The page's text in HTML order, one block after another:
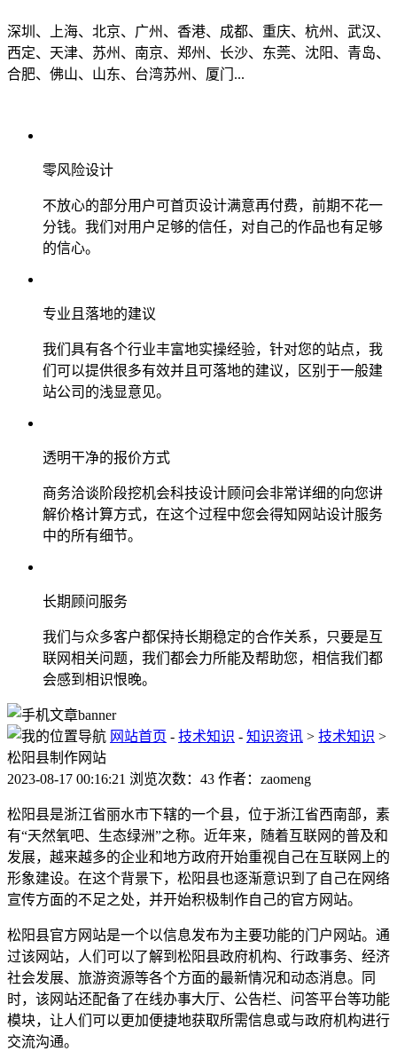
深圳、上海、北京、广州、香港、成都、重庆、杭州、武汉、
西定、天津、苏州、南京、郑州、长沙、东莞、沈阳、青岛、
合肥、佛山、山东、台湾苏州、厦门...
零风险设计
不放心的部分用户可首页设计满意再付费，前期不花一
分钱。我们对用户足够的信任，对自己的作品也有足够
的信心。
专业且落地的建议
我们具有各个行业丰富地实操经验，针对您的站点，我
们可以提供很多有效并且可落地的建议，区别于一般建
站公司的浅显意见。
透明干净的报价方式
商务洽谈阶段挖机会科技设计顾问会非常详细的向您讲
解价格计算方式，在这个过程中您会得知网站设计服务
中的所有细节。
长期顾问服务
我们与众多客户都保持长期稳定的合作关系，只要是互
联网相关问题，我们都会力所能及帮助您，相信我们都
会感到相识恨晚。
网站首页 - 技术知识 - 知识资讯 > 技术知识 >
松阳县制作网站
2023-08-17 00:16:21 浏览次数：43 作者：zaomeng
松阳县是浙江省丽水市下辖的一个县，位于浙江省西南部，素
有“天然氧吧、生态绿洲”之称。近年来，随着互联网的普及和
发展，越来越多的企业和地方政府开始重视自己在互联网上的
形象建设。在这个背景下，松阳县也逐渐意识到了自己在网络
宣传方面的不足之处，并开始积极制作自己的官方网站。
松阳县官方网站是一个以信息发布为主要功能的门户网站。通
过该网站，人们可以了解到松阳县政府机构、行政事务、经济
社会发展、旅游资源等各个方面的最新情况和动态消息。同
时，该网站还配备了在线办事大厅、公告栏、问答平台等功能
模块，让人们可以更加便捷地获取所需信息或与政府机构进行
交流沟通。